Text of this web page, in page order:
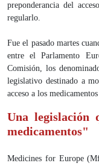
preponderancia del
regularlo.
Fue el pasado martes
entre el Parlamento
Comisión, los
legislativo destinado a
acceso a los
Una legislación
medicamentos"
Medicines for Europe